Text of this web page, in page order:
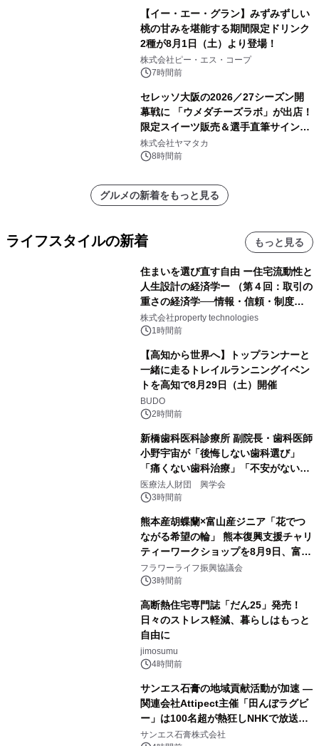
【イー・エー・グラン】みずみずしい
桃の甘みを堪能する期間限定ドリンク
2種が8月1日（土）より登場！
株式会社ピー・エス・コープ
7時間前
セレッソ大阪の2026／27シーズン開
幕戦に 「ウメダチーズラボ」が出店！
限定スイーツ販売＆選手直筆サイング
ッズが当たる抽選会を 8月8日に開催
株式会社ヤマタカ
8時間前
グルメの新着をもっと見る
ライフスタイルの新着 もっと見る
住まいを選び直す自由 ー住宅流動性と
人生設計の経済学ー （第４回：取引の
重さの経済学──情報・信頼・制度を
PropTechはどう組み替えるか）｜
PropTech-Lab
株式会社property technologies
1時間前
【高知から世界へ】トップランナーと
一緒に走るトレイルランニングイベン
トを高知で8月29日（土）開催
BUDO
2時間前
新橋歯科医科診療所 副院長・歯科医師
小野宇宙が「後悔しない歯科選び」
「痛くない歯科治療」「不安がない治
療計画」をテーマに専門監修
医療法人財団 興学会
3時間前
熊本産胡蝶蘭×富山産ジニア「花でつ
ながる希望の輪」 熊本復興支援チャリ
ティーワークショップを8月9日、富
山・射水で開催
フラワーライフ振興協議会
3時間前
高断熱住宅専門誌「だん25」発売！
日々のストレス軽減、暮らしはもっと
自由に
jimosumu
4時間前
サンエス石膏の地域貢献活動が加速 ―
関連会社Attipect主催「田んぼラグビ
ー」は100名超が熱狂しNHKで放送さ
れました。
サンエス石膏株式会社